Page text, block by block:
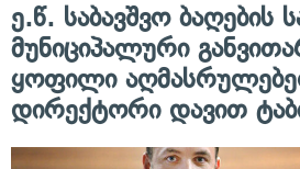
ე.წ. საბავშვო ბაღების
მუნიციპალური
ყოფილი
დირექტორი დავით